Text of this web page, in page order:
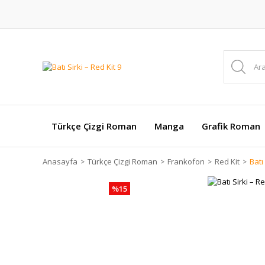
Türkçe Çizgi Roman Manga Grafik Roman
Anasayfa Türkçe Çizgi Roman Frankofon Red Kit
%15